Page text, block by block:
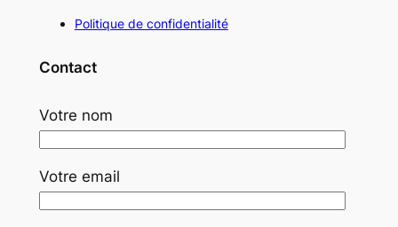
Politique de confidentialité
Contact
Votre nom
Votre email